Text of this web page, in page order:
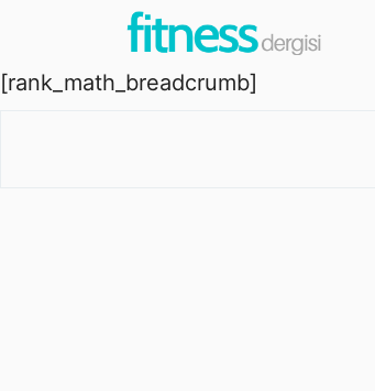
[rank_math_breadcrumb]